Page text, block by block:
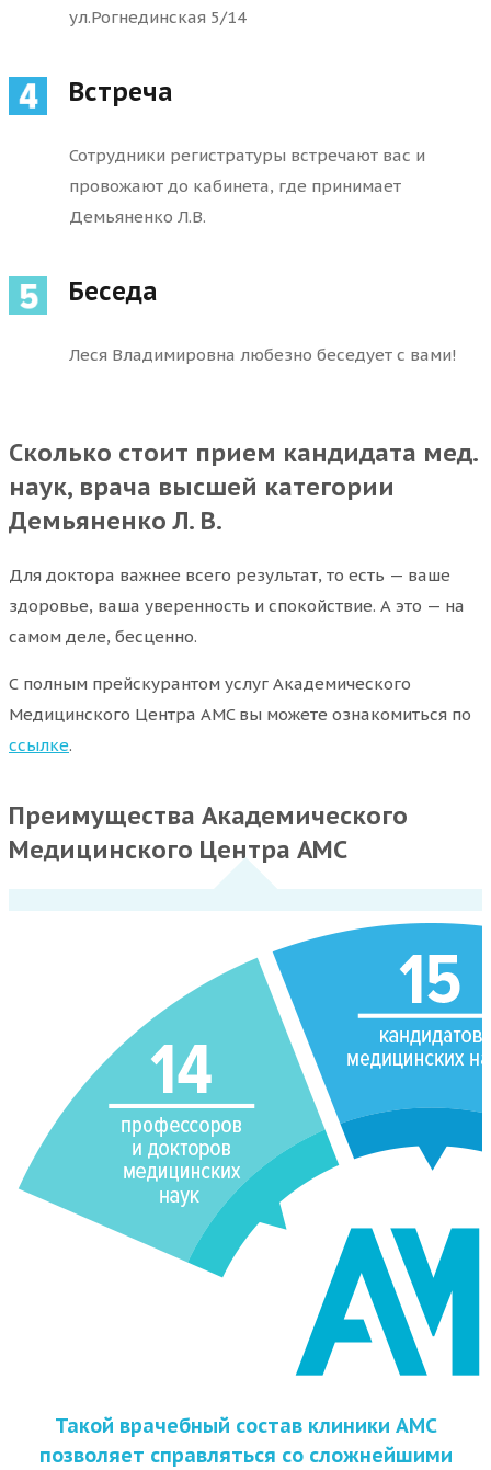
ул.Рогнединская 5/14
Встреча
Сотрудники регистратуры встречают вас и
провожают до кабинета, где принимает
Демьяненко Л.В.
Беседа
Леся Владимировна любезно беседует с вами!
Сколько стоит прием кандидата мед.
наук, врача высшей категории
Демьяненко Л. В.
Для доктора важнее всего результат, то есть — ваше
здоровье, ваша уверенность и спокойствие. А это — на
самом деле, бесценно.
С полным прейскурантом услуг Академического
Медицинского Центра AMC вы можете ознакомиться по
ссылке.
Преимущества Академического
Медицинского Центра АМС
Такой врачебный состав клиники АМС
позволяет справляться со сложнейшими